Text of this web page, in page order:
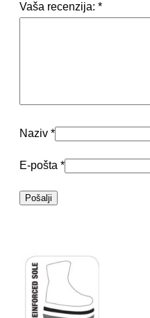
Vaša recenzija: *
Naziv *
E-pošta *